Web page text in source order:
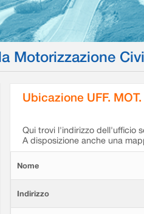
Motorizzazione
Ubicazione UFF.
Qui trovi l'indirizzo dell'ufficio
A disposizione anche una
Nome
Indirizzo